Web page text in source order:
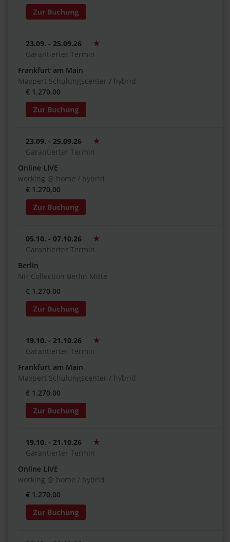
23.09. - 25.09.26
Garantierter Termin
Frankfurt am Main
Maxpert Schulungscenter / hybrid
€ 1.270,00
23.09. - 25.09.26
Garantierter Termin
Online LIVE
working @ home / hybrid
€ 1.270,00
05.10. - 07.10.26
Garantierter Termin
Berlin
NH Collection Berlin Mitte
€ 1.270,00
19.10. - 21.10.26
Garantierter Termin
Frankfurt am Main
Maxpert Schulungscenter / hybrid
€ 1.270,00
19.10. - 21.10.26
Garantierter Termin
Online LIVE
working @ home / hybrid
€ 1.270,00